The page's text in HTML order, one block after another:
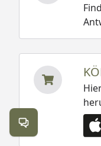
Kontakt öffnen